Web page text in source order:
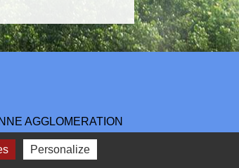
AGGLOMERATION
Personalize